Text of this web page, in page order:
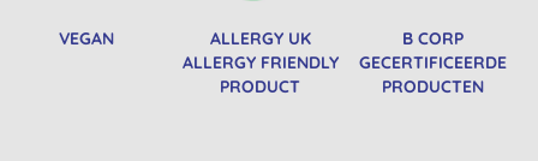
VEGAN
ALLERGY UK
ALLERGY FRIENDLY
PRODUCT
B CORP
GECERTIFICEERDE
PRODUCTEN